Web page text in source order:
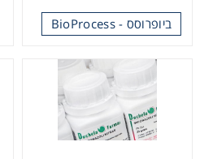
ביופרוסס - BioProcess
Storage
Thermometry